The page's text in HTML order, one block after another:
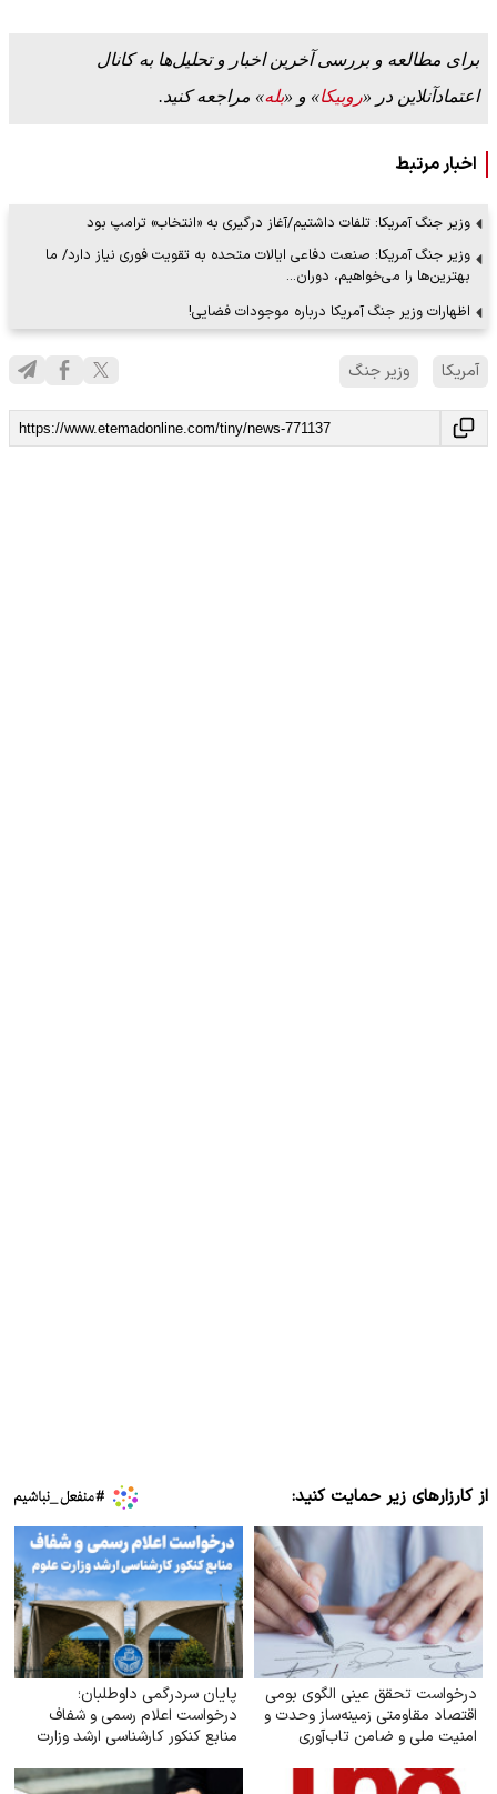
برای مطالعه و بررسی آخرین اخبار و تحلیل‌ها به کانال
اعتمادآنلاین در «روبیکا» و «بله» مراجعه کنید.
اخبار مرتبط
وزیر جنگ آمریکا: تلفات داشتیم/آغاز درگیری به «انتخاب» ترامپ بود
وزیر جنگ آمریکا: صنعت دفاعی ایالات متحده به تقویت فوری نیاز دارد/ ما
بهترین‌ها را می‌خواهیم، دوران…
اظهارات وزیر جنگ آمریکا درباره موجودات فضایی!
آمریکا وزیر جنگ
از کارزارهای زیر حمایت کنید:
درخواست تحقق عینی الگوی بومی
اقتصاد مقاومتی زمینه‌ساز وحدت و
امنیت ملی و ضامن تاب‌آوری
پایان سردرگمی داوطلبان؛
درخواست اعلام رسمی و شفاف
منابع کنکور کارشناسی ارشد وزارت